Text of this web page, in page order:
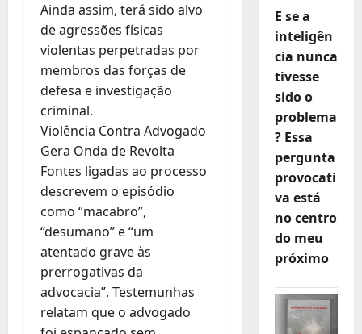
Ainda assim, terá sido alvo
de agressões físicas
violentas perpetradas por
membros das forças de
defesa e investigação
criminal.
Violência Contra Advogado
Gera Onda de Revolta
Fontes ligadas ao processo
descrevem o episódio
como “macabro”,
“desumano” e “um
atentado grave às
prerrogativas da
advocacia”. Testemunhas
relatam que o advogado
E se a
inteligên
cia nunca
tivesse
sido o
problema
? Essa
pergunta
provocati
va está
no centro
do meu
próximo